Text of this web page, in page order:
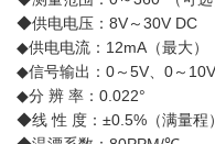
◆供电电压：8V～30V DC
◆供电电流：12mA（最大）
◆信号输出：0～5V、0～10V
◆分 辨 率：0.022°
◆线 性 度：±0.5%（满量程）